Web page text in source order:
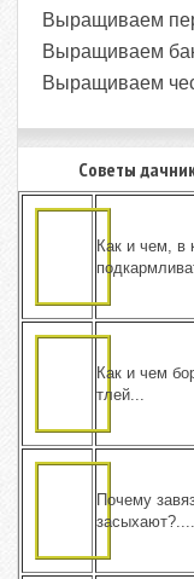
Выращиваем
Выращиваем
Выращиваем
Советы
Как и чем, в
Как и чем
тлей...
Почему
засыхают?....